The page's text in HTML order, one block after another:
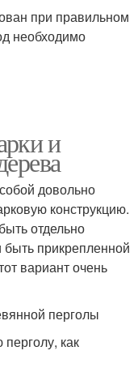
при правильном
необходимо
и
довольно
конструкцию.
отдельно
быть прикрепленной
вариант очень
перголы
как